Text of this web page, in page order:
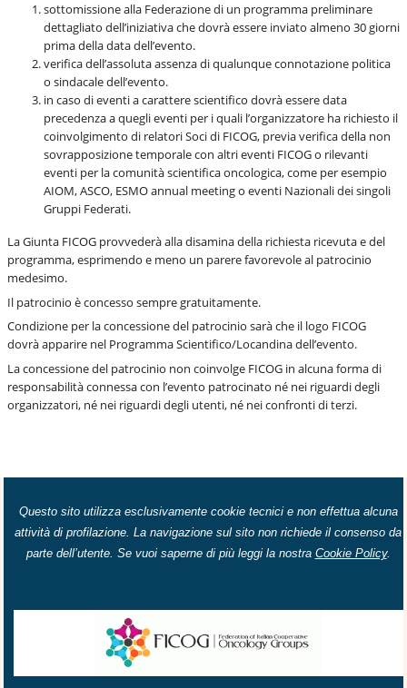
sottomissione alla Federazione di un programma preliminare
dettagliato dell’iniziativa che dovrà essere inviato almeno 30 giorni
prima della data dell’evento.
verifica dell’assoluta assenza di qualunque connotazione politica
o sindacale dell’evento.
in caso di eventi a carattere scientifico dovrà essere data
precedenza a quegli eventi per i quali l’organizzatore ha richiesto il
coinvolgimento di relatori Soci di FICOG, previa verifica della non
sovrapposizione temporale con altri eventi FICOG o rilevanti
eventi per la comunità scientifica oncologica, come per esempio
AIOM, ASCO, ESMO annual meeting o eventi Nazionali dei singoli
Gruppi Federati.
La Giunta FICOG provvederà alla disamina della richiesta ricevuta e del
programma, esprimendo e meno un parere favorevole al patrocinio
medesimo.
Il patrocinio è concesso sempre gratuitamente.
Condizione per la concessione del patrocinio sarà che il logo FICOG
dovrà apparire nel Programma Scientifico/Locandina dell’evento.
La concessione del patrocinio non coinvolge FICOG in alcuna forma di
responsabilità connessa con l’evento patrocinato né nei riguardi degli
organizzatori, né nei riguardi degli utenti, né nei confronti di terzi.
Questo sito utilizza esclusivamente cookie tecnici e non effettua alcuna
attività di profilazione. La navigazione sul sito non richiede il consenso da
parte dell’utente. Se vuoi saperne di più leggi la nostra Cookie Policy.